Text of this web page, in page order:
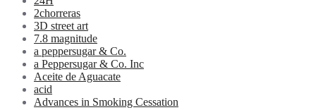
2chorreras
3D street art
7.8 magnitude
a peppersugar & Co.
a Peppersugar & Co. Inc
Aceite de Aguacate
acid
Advances in Smoking Cessation